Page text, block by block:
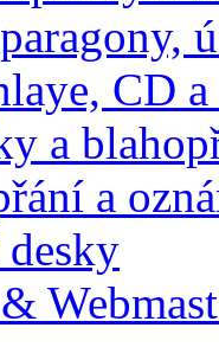
CD
a
a
desky